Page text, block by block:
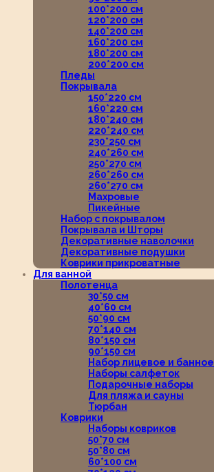
100*200 см
120*200 см
140*200 см
160*200 см
180*200 см
200*200 см
Пледы
Покрывала
150*220 см
160*220 см
180*240 см
220*240 см
230*250 см
240*260 см
250*270 см
260*260 см
260*270 см
Махровые
Пикейные
Набор с покрывалом
Покрывала и Шторы
Декоративные наволочки
Декоративные подушки
Коврики прикроватные
Для ванной
Полотенца
30*50 см
40*60 см
50*90 см
70*140 см
80*150 см
90*150 см
Набор лицевое и банное
Наборы салфеток
Подарочные наборы
Для пляжа и сауны
Тюрбан
Коврики
Наборы ковриков
50*70 см
50*80 см
60*100 см